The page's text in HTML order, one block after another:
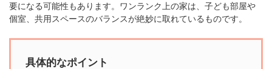
要になる可能性もあります。ワンランク上の家は、子ども部屋や
個室、共用スペースのバランスが絶妙に取れているものです。
具体的なポイント